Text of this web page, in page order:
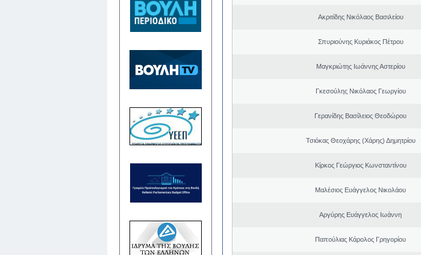
Ακριτίδης Νικόλαος Βασιλείου
Σπυριούνης Κυριάκος Πέτρου
Μαγκριώτης Ιωάννης Αστερίου
Γκεσούλης Νικόλαος Γεωργίου
Γερανίδης Βασίλειος Θεοδώρου
Τσιόκας Θεοχάρης (Χάρης) Δημητρίου
Κίρκος Γεώργιος Κωνσταντίνου
Μαλέσιος Ευάγγελος Νικολάου
Αργύρης Ευάγγελος Ιωάννη
Παπούλιας Κάρολος Γρηγορίου